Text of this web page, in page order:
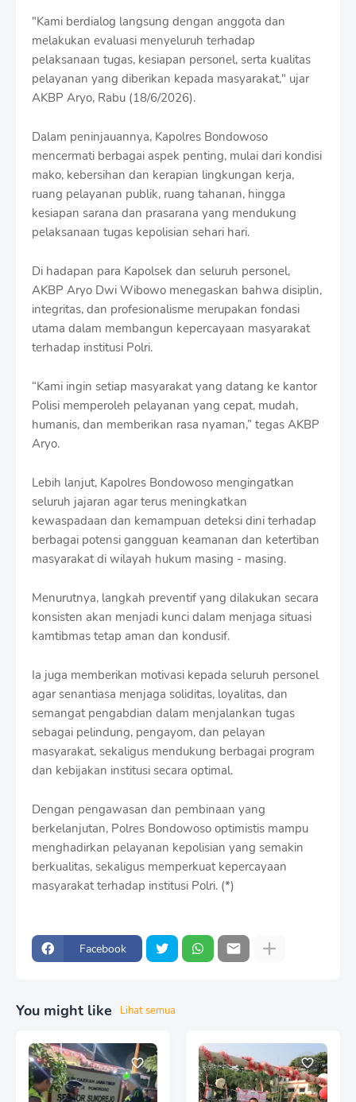
"Kami berdialog langsung dengan anggota dan
melakukan evaluasi menyeluruh terhadap
pelaksanaan tugas, kesiapan personel, serta kualitas
pelayanan yang diberikan kepada masyarakat," ujar
AKBP Aryo, Rabu (18/6/2026).
Dalam peninjauannya, Kapolres Bondowoso
mencermati berbagai aspek penting, mulai dari kondisi
mako, kebersihan dan kerapian lingkungan kerja,
ruang pelayanan publik, ruang tahanan, hingga
kesiapan sarana dan prasarana yang mendukung
pelaksanaan tugas kepolisian sehari hari.
Di hadapan para Kapolsek dan seluruh personel,
AKBP Aryo Dwi Wibowo menegaskan bahwa disiplin,
integritas, dan profesionalisme merupakan fondasi
utama dalam membangun kepercayaan masyarakat
terhadap institusi Polri.
“Kami ingin setiap masyarakat yang datang ke kantor
Polisi memperoleh pelayanan yang cepat, mudah,
humanis, dan memberikan rasa nyaman,” tegas AKBP
Aryo.
Lebih lanjut, Kapolres Bondowoso mengingatkan
seluruh jajaran agar terus meningkatkan
kewaspadaan dan kemampuan deteksi dini terhadap
berbagai potensi gangguan keamanan dan ketertiban
masyarakat di wilayah hukum masing - masing.
Menurutnya, langkah preventif yang dilakukan secara
konsisten akan menjadi kunci dalam menjaga situasi
kamtibmas tetap aman dan kondusif.
Ia juga memberikan motivasi kepada seluruh personel
agar senantiasa menjaga soliditas, loyalitas, dan
semangat pengabdian dalam menjalankan tugas
sebagai pelindung, pengayom, dan pelayan
masyarakat, sekaligus mendukung berbagai program
dan kebijakan institusi secara optimal.
Dengan pengawasan dan pembinaan yang
berkelanjutan, Polres Bondowoso optimistis mampu
menghadirkan pelayanan kepolisian yang semakin
berkualitas, sekaligus memperkuat kepercayaan
masyarakat terhadap institusi Polri. (*)
Facebook
l
a
e
s
You might like Lihat semua